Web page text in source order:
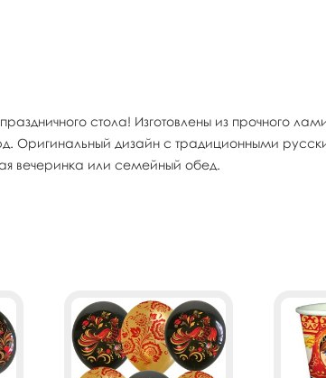
стола! Изготовлены из прочного
Оригинальный дизайн с традиционными
вечеринка или семейный обед.